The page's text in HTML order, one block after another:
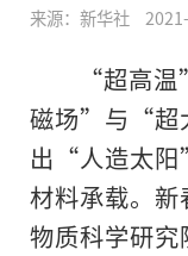
来源：新华社
“超高
磁场”与“超
出“人造太阳
材料承载。
物质科学研